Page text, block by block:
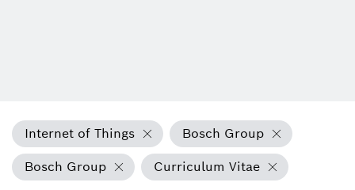
Internet of Things
Bosch Group
Bosch Group
Curriculum Vitae